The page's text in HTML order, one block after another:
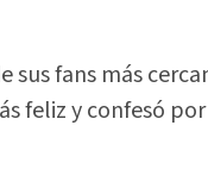
sus fans más
feliz y confesó